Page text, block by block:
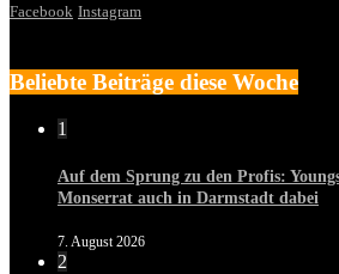
Facebook Instagram
Beliebte Beiträge diese Woche
1
Auf dem Sprung zu den Profis:
Monserrat auch in Darmstadt dabei
7. August 2026
2